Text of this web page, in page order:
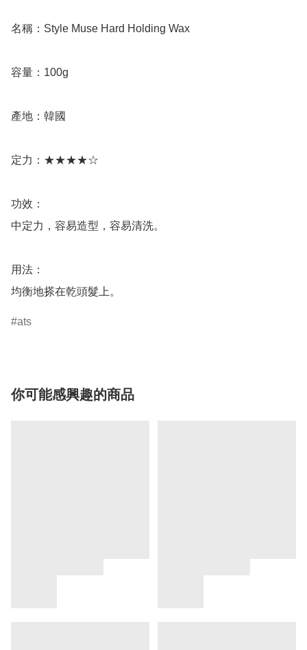
名稱：Style Muse Hard Holding Wax
容量：100g
產地：韓國
定力：★★★★☆
功效：
中定力，容易造型，容易清洗。
用法：
ats
你可能感興趣的商品